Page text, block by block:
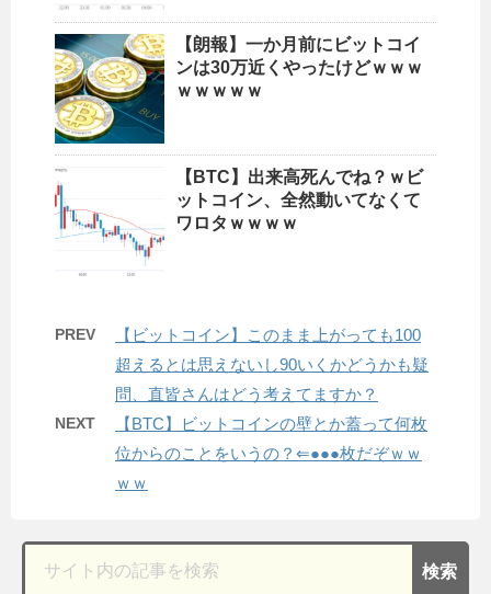
【朗報】一か月前にビットコイ
ンは30万近くやったけどｗｗｗ
ｗｗｗｗｗ
【BTC】出来高死んでね？ｗビ
ットコイン、全然動いてなくて
ワロタｗｗｗｗ
PREV
【ビットコイン】このまま上がっても100
超えるとは思えないし90いくかどうかも疑
問、直皆さんはどう考えてますか？
NEXT
【BTC】ビットコインの壁とか蓋って何枚
位からのことをいうの？⇐●●●枚だぞｗｗ
ｗｗ